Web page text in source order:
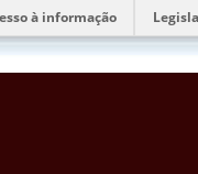
à informação